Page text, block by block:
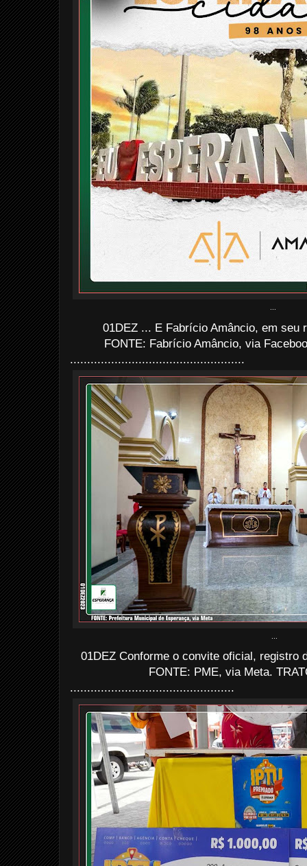
01DEZ ... E Fabrício Amâncio, em seu
FONTE: Fabrício Amâncio, via
...................................................
01DEZ Conforme o convite oficial, registro
FONTE: PME, via Meta.
................................................